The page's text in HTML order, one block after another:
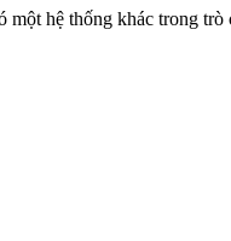
hệ thống khác trong